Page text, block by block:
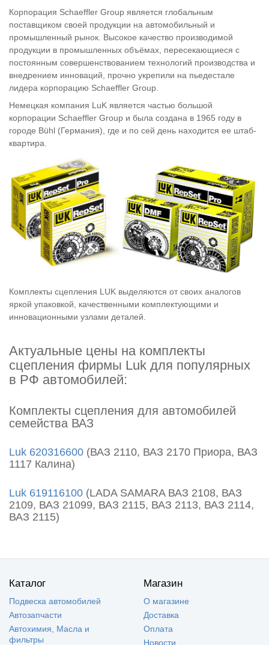
Корпорация Schaeffler Group является глобальным
поставщиком своей продукции на автомобильный и
промышленный рынок. Высокое качество производимой
продукции в промышленных объёмах, пересекающиеся с
постоянным совершенствованием технологий производства и
внедрением инноваций, прочно укрепили на пьедестале
лидера корпорацию Schaeffler Group.
Немецкая компания LuK является частью большой
корпорации Schaeffler Group и была создана в 1965 году в
городе Bühl (Германия), где и по сей день находится ее штаб-
квартира.
Комплекты сцепления LUK выделяются от своих аналогов
яркой упаковкой, качественными комплектующими и
инновационными узлами деталей.
Актуальные цены на комплекты
сцепления фирмы Luk для популярных
в РФ автомобилей:
Комплекты сцепления для автомобилей
семейства ВАЗ
Luk 620316600 (ВАЗ 2110, ВАЗ 2170 Приора, ВАЗ
1117 Калина)
Luk 619116100 (LADA SAMARA ВАЗ 2108, ВАЗ
2109, ВАЗ 21099, ВАЗ 2115, ВАЗ 2113, ВАЗ 2114,
ВАЗ 2115)
Каталог
Подвеска автомобилей
Автозапчасти
Автохимия, Масла и
фильтры
Магазин
О магазине
Доставка
Оплата
Новости